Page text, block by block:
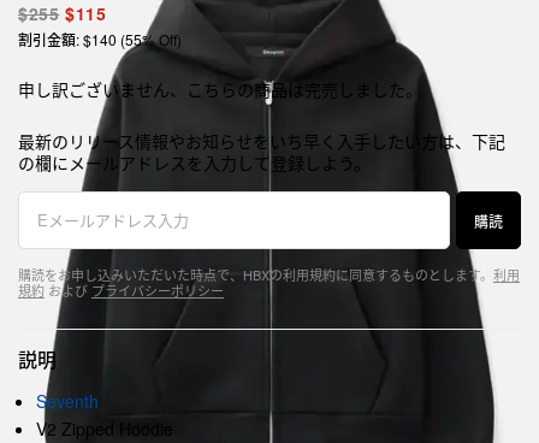
$255 $115
割引金額: $140 (55% Off)
申し訳ございません、こちらの商品は完売しました。
最新のリリース情報やお知らせをいち早く入手したい方は、下記
の欄にメールアドレスを入力して登録しよう。
購読
購読をお申し込みいただいた時点で、HBXの利用規約に同意するものとします。 利用
規約 および プライバシーポリシー
説明
Seventh
V2 Zipped Hoodie